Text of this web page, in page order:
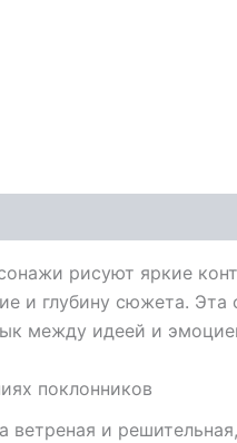
рисуют яркие
и глубину сюжета.
между идеей и
поклонников
и